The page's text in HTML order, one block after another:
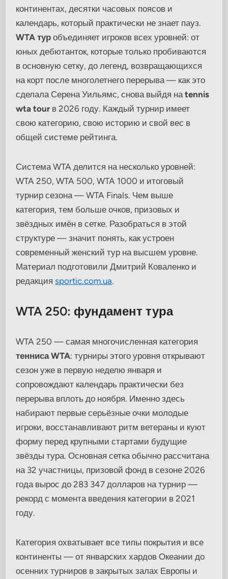
континентах, десятки часовых поясов и
календарь, который практически не знает пауз.
WTA тур объединяет игроков всех уровней: от
юных дебютанток, которые только пробиваются
в основную сетку, до легенд, возвращающихся
на корт после многолетнего перерыва — как это
сделала Серена Уильямс, снова выйдя наtennis
wta tourв 2026 году. Каждый турнир имеет
свою категорию, свою историю и свой вес в
общей системе рейтинга.
Система WTA делится на несколько уровней:
WTA 250, WTA 500, WTA 1000 и итоговый
турнир сезона — WTA Finals. Чем выше
категория, тем больше очков, призовых и
звёздных имён в сетке. Разобраться в этой
структуре — значит понять, как устроен
современный женский тур на высшем уровне.
Материал подготовили Дмитрий Коваленко и
редакция sportic.com.ua.
WTA 250: фундамент тура
WTA 250 — самая многочисленная категория
тенниса WTA: турниры этого уровня открывают
сезон уже в первую неделю января и
сопровождают календарь практически без
перерыва вплоть до ноября. Именно здесь
набирают первые серьёзные очки молодые
игроки, восстанавливают ритм ветераны и куют
форму перед крупными стартами будущие
звёзды тура. Основная сетка обычно рассчитана
на 32 участницы, призовой фонд в сезоне 2026
года вырос до 283 347 долларов на турнир —
рекорд с момента введения категории в 2021
году.
Категория охватывает все типы покрытия и все
континенты — от январских хардов Океании до
осенних турниров в закрытых залах Европы и